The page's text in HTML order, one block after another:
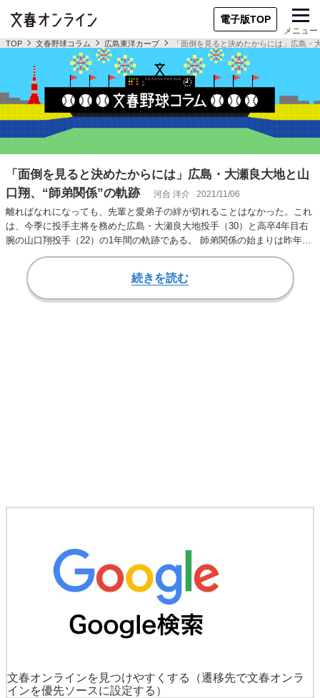
電子版TOP
メニュー
TOP 文春野球コラム 広島東洋カープ 「面倒を見ると決めたからには」広島・
「面倒を見ると決めたからには」広島・大瀬良大地と山
口翔、“師弟関係”の軌跡
河合 洋介 2021/11/06
離ればなれになっても、先輩と愛弟子の絆が切れることはなかった。これ
は、今季に投手主将を務めた広島・大瀬良大地投手（30）と高卒4年目右
腕の山口翔投手（22）の1年間の軌跡である。 師弟関係の始まりは昨年12
月だった…
続きを読む
文春オンラインを見つけやすくする
（遷移先で文春オンラ
インを優先ソースに設定する）